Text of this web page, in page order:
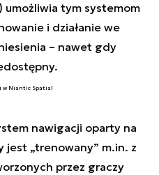
umożliwia tym systemom
i działanie we
– nawet gdy
w Niantic Spatial
nawigacji oparty na
„trenowany” m.in. z
przez graczy